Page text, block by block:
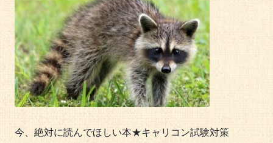
今、絶対に読んでほしい本★キャリコン試験対策